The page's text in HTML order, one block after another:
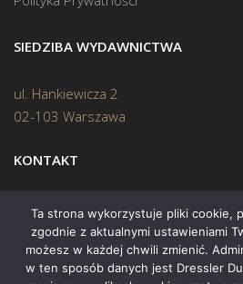
SIEDZIBA WYDAWNICTWA
ul. Hankiewicza 2
02-103 Warszawa
KONTAKT
Biuro:(22) 45 70 402
Mail:biuro@swiatksiazki.pl
Ta strona wykorzystuje pliki cookie,
zgodnie z aktualnymi ustawieniami
możesz w każdej chwili zmienić.
w ten sposób danych jest Dressler